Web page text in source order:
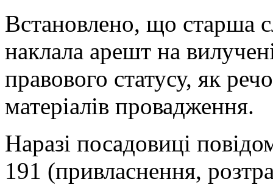
Встановлено, що старша
наклала арешт на
правового статусу, як
матеріалів провадження.
Наразі посадовиці
191 (привласнення,